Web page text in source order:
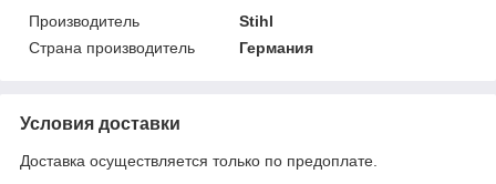
Производитель
Stihl
Страна производитель
Германия
Условия доставки
Доставка осуществляется только по предоплате.